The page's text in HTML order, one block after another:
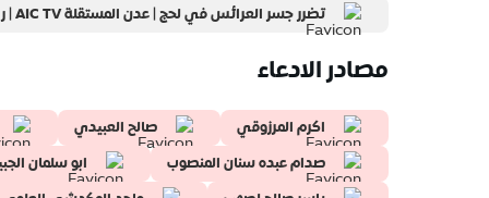
تضرر جسر العرائس في لحج | ‎عدن المستقلة AIC TV | رابط (3)
مصادر الادعاء
اكرم المرزوقي
صالح العبيدي
صدام عبده سنان المنصوب
ابو سلمان